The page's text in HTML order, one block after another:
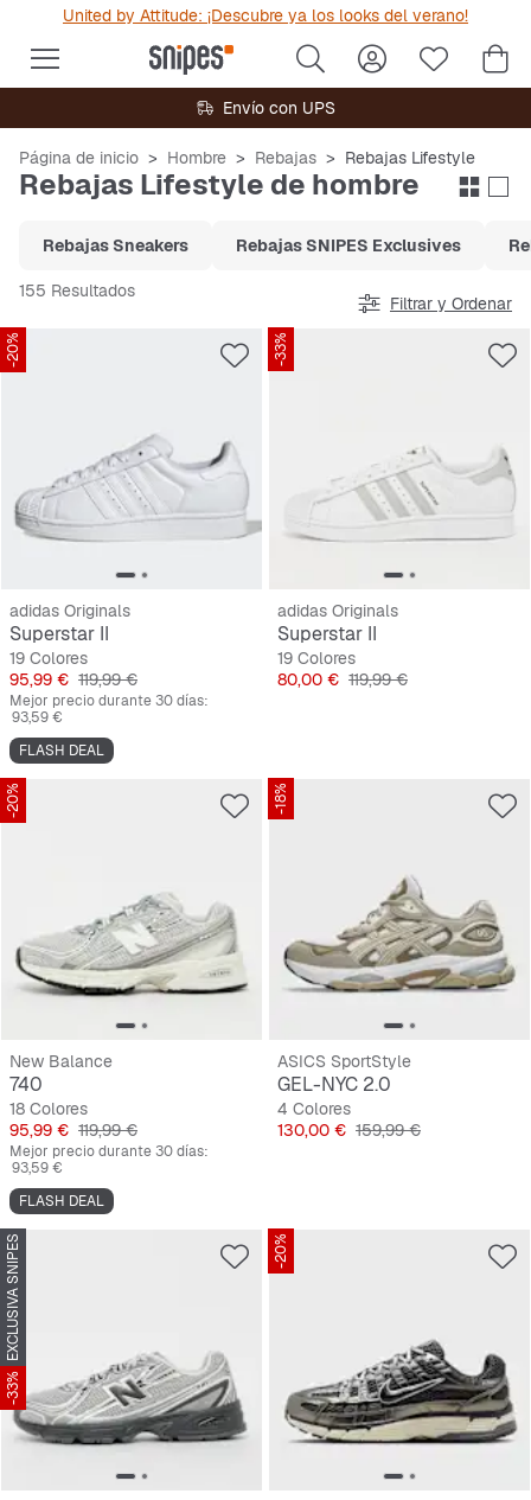
United by Attitude: ¡Descubre ya los looks del verano!
Envío con UPS
Página de inicio Hombre Rebajas Rebajas Lifestyle
Rebajas Lifestyle de hombre
Rebajas Sneakers Rebajas SNIPES Exclusives
155 Resultados
Filtrar y Ordenar
-20%
adidas Originals
Superstar II
19 Colores
Precio
95,99 € Precio original
119,99 €
Mejor precio durante 30 días:
93,59 €
FLASH DEAL
-33%
adidas Originals
Superstar II
19 Colores
Precio
80,00 € Precio original
119,99 €
-20%
New Balance
740
18 Colores
Precio
95,99 € Precio original
119,99 €
Mejor precio durante 30 días:
93,59 €
FLASH DEAL
-18%
ASICS SportStyle
GEL-NYC 2.0
4 Colores
Precio
130,00 € Precio original
159,99 €
EXCLUSIVA SNIPES
-33%
-20%